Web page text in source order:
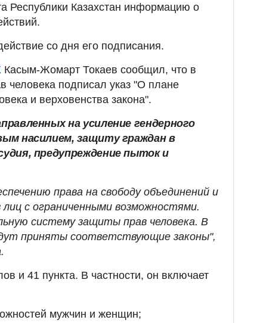
Республики Казахстан информацию о
со дня его подписания.
Касым-Жомарт Токаев сообщил, что в
человека подписал указ "О плане
и верховенства закона".
на усиление гендерного
насилием, защиту граждан в
предупреждение пыток и
права на свободу объединений и
с ограниченными возможностями.
систему защиты прав человека. В
приняты соответствующие законы",
и 41 пункта. В частности, он включает
мужчин и женщин;